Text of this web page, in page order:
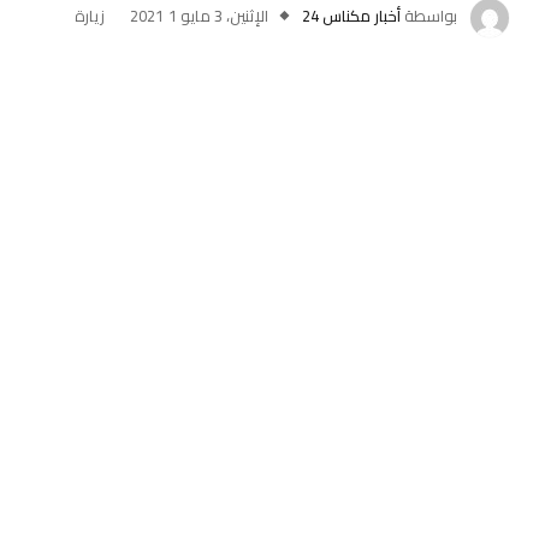
بواسطةأخبار مكناس 24 الإثنين، 3 مايو 2021 1 زيارة